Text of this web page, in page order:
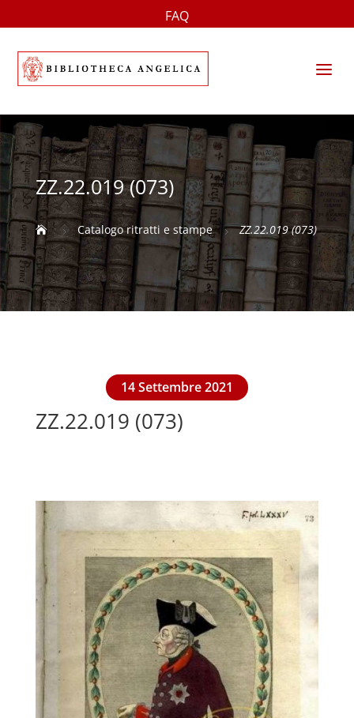
FAQ
a
ZZ.22.019 (073)
 5 Catalogo ritratti e stampe 5 ZZ.22.019 (073)
14 Settembre 2021
ZZ.22.019 (073)